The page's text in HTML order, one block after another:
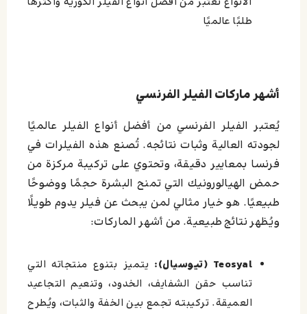
طلبًا عالميًا
أشهر ماركات الفيلر الفرنسي
يُعتبر الفيلر الفرنسي من أفضل أنواع الفيلر عالميًا
لجودته العالية وثبات نتائجه. تُصنع هذه الفيلرات في
فرنسا بمعايير دقيقة، وتحتوي على تركيبة مركزة من
حمض الهيالورونيك التي تمنح البشرة حجمًا ووضوحًا
طبيعيًا. هو خيار مثالي لمن يبحث عن فيلر يدوم طويلًا
ويُظهر نتائج طبيعية. من أشهر الماركات:
Teosyal (تيوسيال):
يتميز بتنوع منتجاته التي
تناسب حقن الشفايف، الخدود، وتنعيم التجاعيد
العميقة. تركيبته تجمع بين الخفة والثبات، ويُطرح